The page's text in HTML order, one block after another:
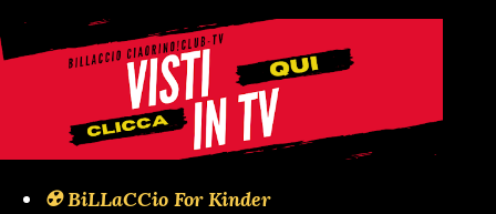
☢️ BiLLaCCio For Kinder